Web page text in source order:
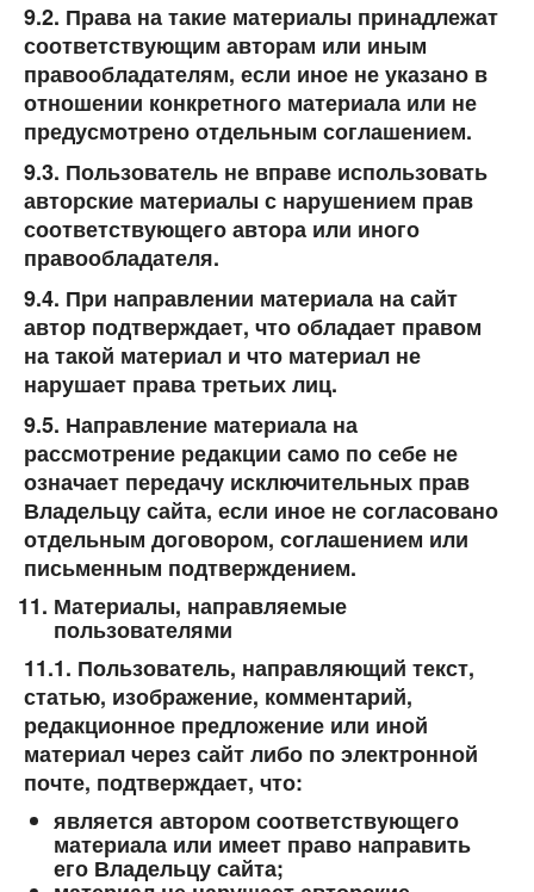
9.2. Права на такие материалы принадлежат
соответствующим авторам или иным
правообладателям, если иное не указано в
отношении конкретного материала или не
предусмотрено отдельным соглашением.
9.3. Пользователь не вправе использовать
авторские материалы с нарушением прав
соответствующего автора или иного
правообладателя.
9.4. При направлении материала на сайт
автор подтверждает, что обладает правом
на такой материал и что материал не
нарушает права третьих лиц.
9.5. Направление материала на
рассмотрение редакции само по себе не
означает передачу исключительных прав
Владельцу сайта, если иное не согласовано
отдельным договором, соглашением или
письменным подтверждением.
Материалы, направляемые
пользователями
11.1. Пользователь, направляющий текст,
статью, изображение, комментарий,
редакционное предложение или иной
материал через сайт либо по электронной
почте, подтверждает, что:
является автором соответствующего
материала или имеет право направить
его Владельцу сайта;